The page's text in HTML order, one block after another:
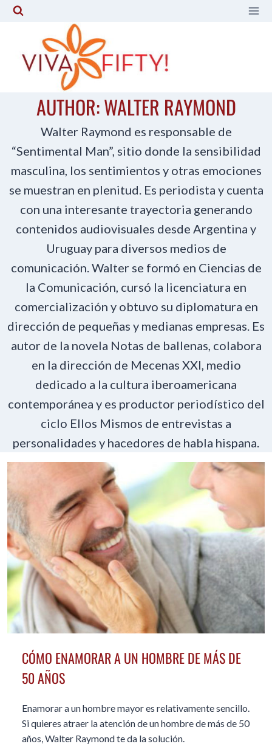
Skip
content
AUTHOR: WALTER RAYMOND
Walter Raymond es responsable de
“Sentimental Man”, sitio donde la sensibilidad
masculina, los sentimientos y otras emociones
se muestran en plenitud. Es periodista y cuenta
con una interesante trayectoria generando
contenidos audiovisuales desde Argentina y
Uruguay para diversos medios de
comunicación. Walter se formó en Ciencias de
la Comunicación, cursó la licenciatura en
comercialización y obtuvo su diplomatura en
dirección de pequeñas y medianas empresas. Es
autor de la novela Notas de ballenas, colabora
en la dirección de Mecenas XXI, medio
dedicado a la cultura iberoamericana
contemporánea y es productor periodístico del
ciclo Ellos Mismos de entrevistas a
personalidades y hacedores de habla hispana.
CÓMO ENAMORAR A UN HOMBRE DE MÁS DE
50 AÑOS
Enamorar a un hombre mayor es relativamente sencillo.
Si quieres atraer la atención de un hombre de más de 50
años, Walter Raymond te da la solución.